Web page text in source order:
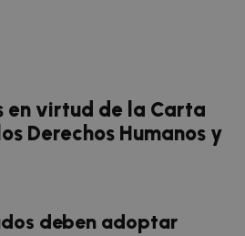
en virtud de la Carta
Derechos Humanos y
deben adoptar